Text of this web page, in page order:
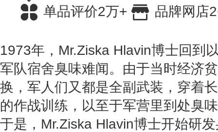
单品评价2万+
品牌网店
1973年，Mr.Ziska Hlavin博士回到
军队宿舍臭味难闻。由于当时经济
换，军人们又都是全副武装，穿着
的作战训练，以至于军营里到处臭
于是，Mr.Ziska Hlavin博士开始研